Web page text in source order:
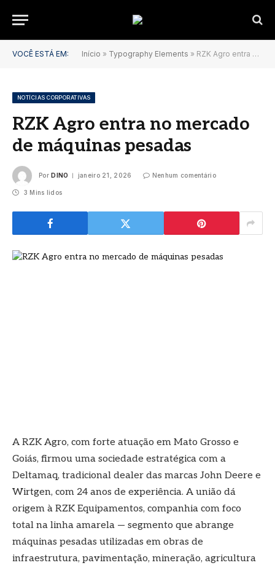
VOCÊ ESTÁ EM: Início » Typography Elements » RZK Agro entra no mercado de máquinas pesadas
NOTÍCIAS CORPORATIVAS
RZK Agro entra no mercado
de máquinas pesadas
Por DINO janeiro 21, 2026 Nenhum comentário
3 Mins lidos
A RZK Agro, com forte atuação em Mato Grosso e
Goiás, firmou uma sociedade estratégica com a
Deltamaq, tradicional dealer das marcas John Deere e
Wirtgen, com 24 anos de experiência. A união dá
origem à RZK Equipamentos, companhia com foco
total na linha amarela — segmento que abrange
máquinas pesadas utilizadas em obras de
infraestrutura, pavimentação, mineração, agricultura